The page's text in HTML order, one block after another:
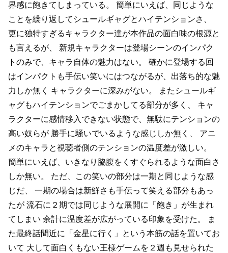
界感に飽きてしまっている。
簡単にいえば、同じような
ことを繰り返してシュールギャグとハイテンションさ、
更に独特すぎるキャラクター達が本作品の面白味の根源と
も言えるが、
新規キャラクターは登場シーンのインパク
トのみで、キャラ自体の魅力はない。
確かに登場する回
はインパクトも手伝い笑いにはつながるが、出落ち的な魅
力しか無く
キャラクターに深みがない。
またシュールギ
ャグもハイテンションでごまかしてる部分が多く、
キャ
ラクターに感情移入できない状態で、無駄にテンションの
高い奴らが 勝手に騒いでいるような感じしか無く、
アニ
メのキャラと視聴者側のテンションの温度差が激しい。
簡単にいえば、いきなり脇腹をくすぐられるような面白さ
しか無い。
ただ、この笑いの部分は一期と同じような感
じだ、
一期の場合は新鮮さも手伝って笑える部分もあっ
たが 流石に２期では同じような展開に「飽き」が生まれ
てしまい 余計に温度差が広がっている印象を受けた。
ま
た最終話間近に「金星に行く」という本筋の話を置いてお
いて 大して面白くもない王様ゲームを２週も見せられた